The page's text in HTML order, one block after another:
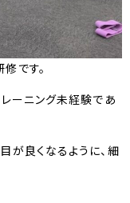
です。
ーニング未経験であ
が良くなるように、細